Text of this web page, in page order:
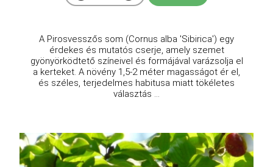
A Pirosvesszős som (Cornus alba 'Sibirica') egy
érdekes és mutatós cserje, amely szemet
gyönyörködtető színeivel és formájával varázsolja el
a kerteket. A növény 1,5-2 méter magasságot ér el,
és széles, terjedelmes habitusa miatt tökéletes
választás ...